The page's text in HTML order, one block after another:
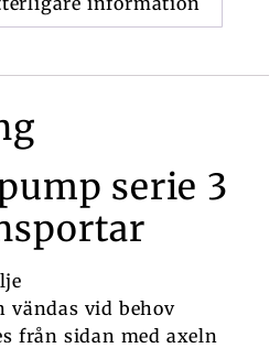
serie 3
vändas vid behov
från sidan med axeln